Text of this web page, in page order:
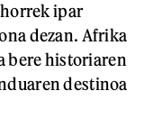
ipar
dezan. Afrika
bere historiaren
destinoa